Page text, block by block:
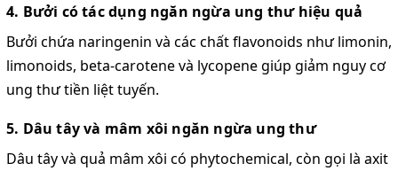
4. Bưởi có tác dụng ngăn ngừa ung thư hiệu quả
Bưởi chứa naringenin và các chất flavonoids như limonin,
limonoids, beta-carotene và lycopene giúp giảm nguy cơ
ung thư tiền liệt tuyến.
5. Dâu tây và mâm xôi ngăn ngừa ung thư
Dâu tây và quả mâm xôi có phytochemical, còn gọi là axit